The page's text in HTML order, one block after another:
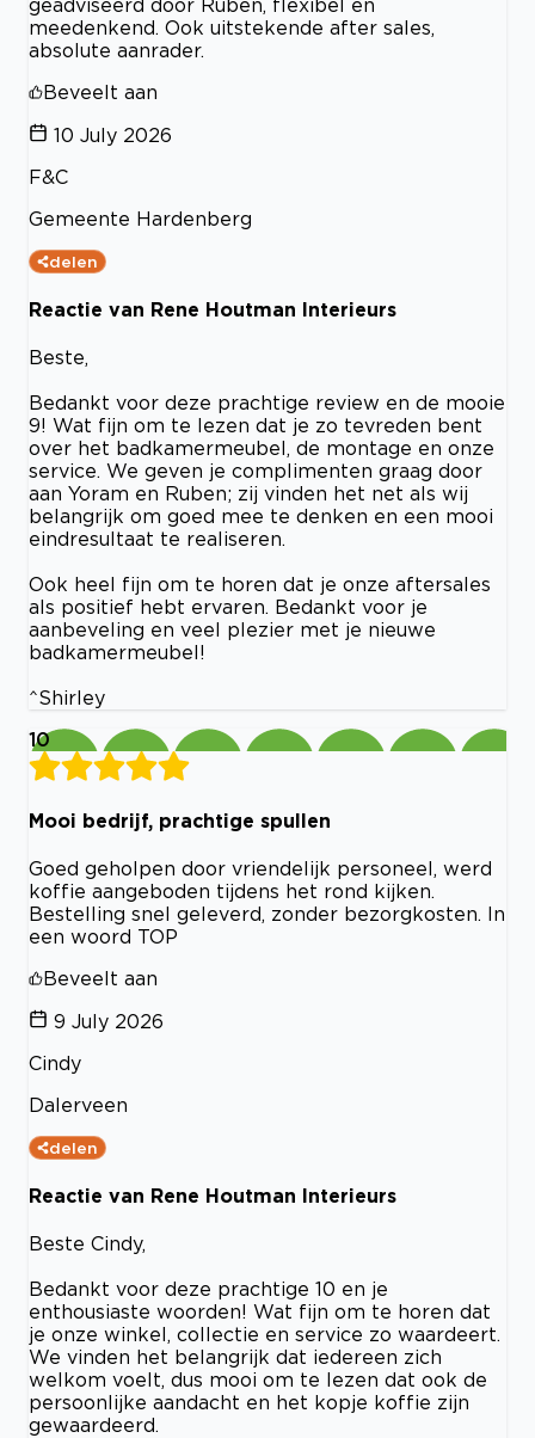
geadviseerd door Ruben, flexibel en
meedenkend. Ook uitstekende after sales,
absolute aanrader.
Beveelt aan
10 July 2026
F&C
Gemeente Hardenberg
delen
Reactie van Rene Houtman Interieurs
Beste,
Bedankt voor deze prachtige review en de mooie
9! Wat fijn om te lezen dat je zo tevreden bent
over het badkamermeubel, de montage en onze
service. We geven je complimenten graag door
aan Yoram en Ruben; zij vinden het net als wij
belangrijk om goed mee te denken en een mooi
eindresultaat te realiseren.
Ook heel fijn om te horen dat je onze aftersales
als positief hebt ervaren. Bedankt voor je
aanbeveling en veel plezier met je nieuwe
badkamermeubel!
^Shirley
10
Mooi bedrijf, prachtige spullen
Goed geholpen door vriendelijk personeel, werd
koffie aangeboden tijdens het rond kijken.
Bestelling snel geleverd, zonder bezorgkosten. In
een woord TOP
Beveelt aan
9 July 2026
Cindy
Dalerveen
delen
Reactie van Rene Houtman Interieurs
Beste Cindy,
Bedankt voor deze prachtige 10 en je
enthousiaste woorden! Wat fijn om te horen dat
je onze winkel, collectie en service zo waardeert.
We vinden het belangrijk dat iedereen zich
welkom voelt, dus mooi om te lezen dat ook de
persoonlijke aandacht en het kopje koffie zijn
gewaardeerd.